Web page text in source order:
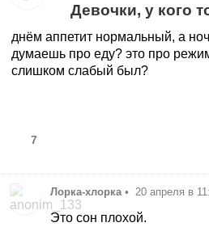
Девочки, у кого
днём аппетит нормальный, а
думаешь про еду? это про
слишком слабый был?
7
Лорка-хлорка • 20 апреля в
Это сон плохой.